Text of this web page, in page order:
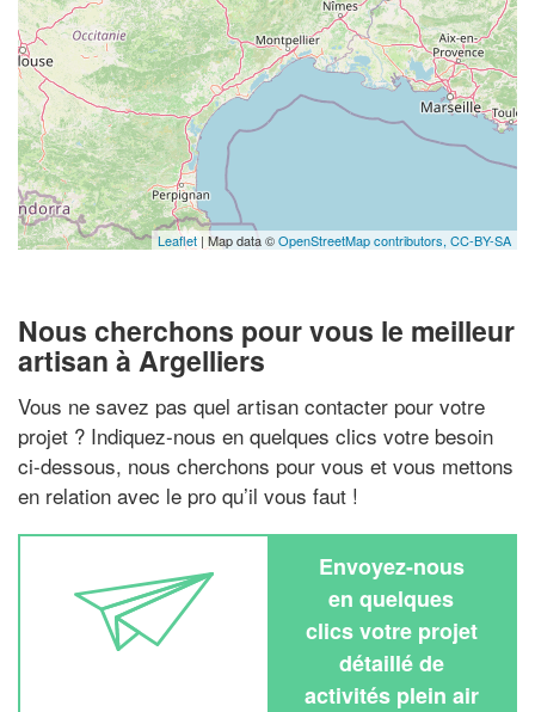
Leaflet | Map data ©OpenStreetMap contributors, CC-BY-SA
Nous cherchons pour vous le meilleur
artisan à Argelliers
Vous ne savez pas quel artisan contacter pour votre
projet ? Indiquez-nous en quelques clics votre besoin
ci-dessous, nous cherchons pour vous et vous mettons
en relation avec le pro qu’il vous faut !
Envoyez-nous
en quelques
clics votre projet
détaillé de
activités plein air